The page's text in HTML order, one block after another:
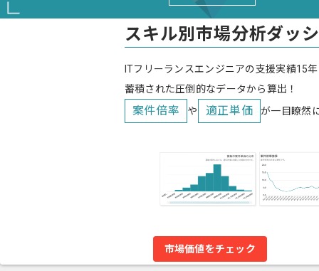
スキル別市場分析ダッ
ITフリーランスエンジニアの支援実績15
蓄積された圧倒的なデータから算出！
案件倍率 や 適正単価 が一目瞭然
市場価値をチェック